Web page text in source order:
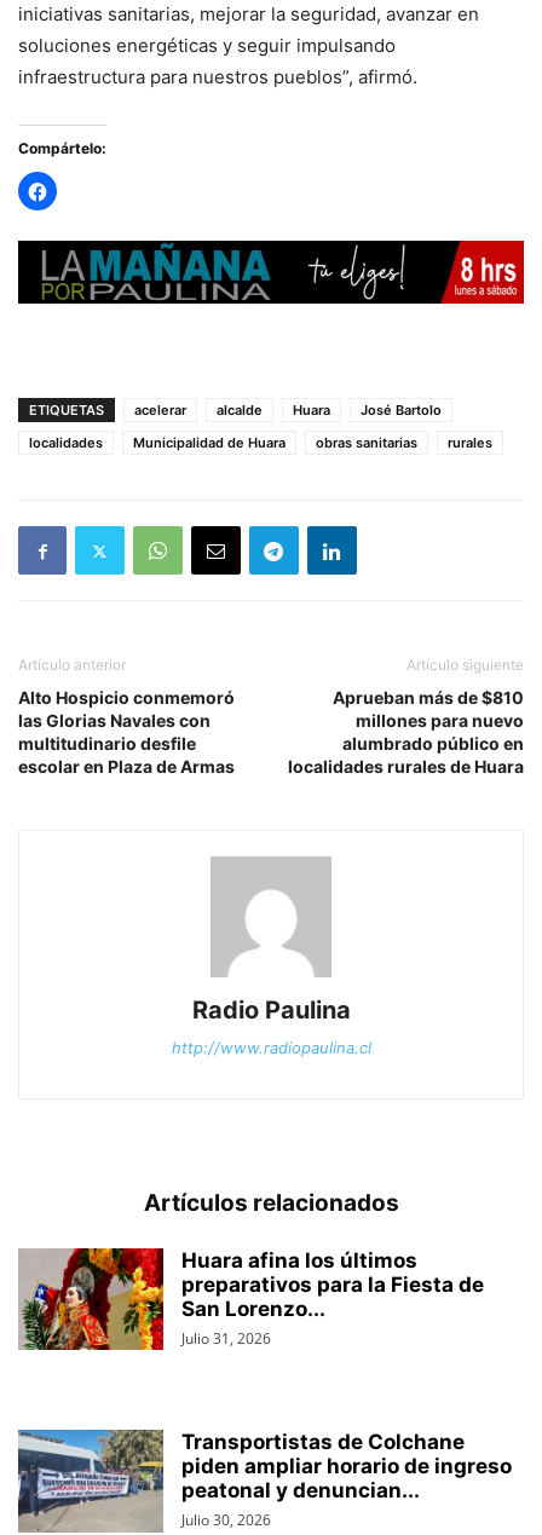
iniciativas sanitarias, mejorar la seguridad, avanzar en
soluciones energéticas y seguir impulsando
infraestructura para nuestros pueblos”, afirmó.
Compártelo:
ETIQUETAS acelerar alcalde Huara
José Bartolo
localidades
Municipalidad de Huara obras sanitarias rurales
Artículo anterior
Alto Hospicio conmemoró
las Glorias Navales con
multitudinario desfile
escolar en Plaza de Armas
Artículo siguiente
Aprueban más de $810
millones para nuevo
alumbrado público en
localidades rurales de Huara
Radio Paulina
http://www.radiopaulina.cl
Artículos relacionados
Huara afina los últimos
preparativos para la Fiesta de
San Lorenzo...
Julio 31, 2026
Transportistas de Colchane
piden ampliar horario de ingreso
peatonal y denuncian...
Julio 30, 2026